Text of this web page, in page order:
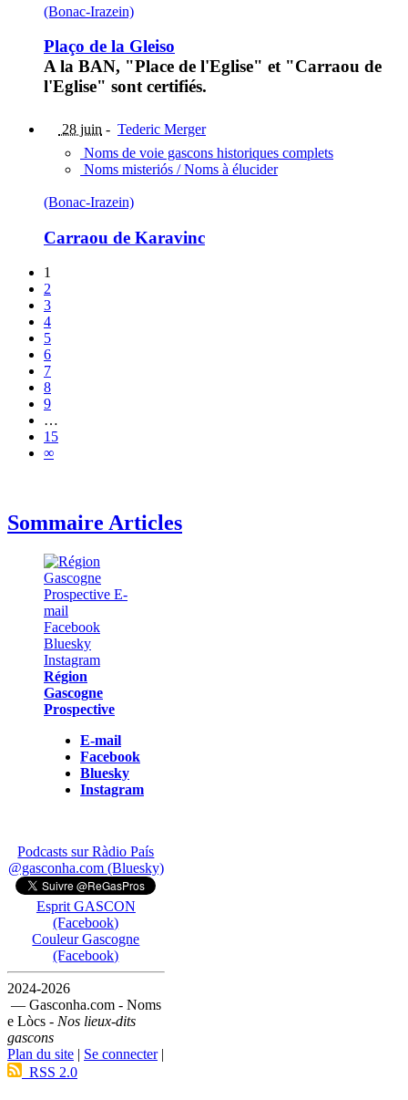
(Bonac-Irazein)
Plaço de la Gleiso
A la BAN, "Place de l'Eglise" et "Carraou de
l'Eglise" sont certifiés.
28 juin - Tederic Merger
Noms de voie gascons historiques complets
Noms misteriós / Noms à élucider
(Bonac-Irazein)
Carraou de Karavinc
1
2
3
4
5
6
7
8
9
…
15
∞
Sommaire Articles
Région
Gascogne
Prospective
E-mail
Facebook
Bluesky
Instagram
Podcasts sur Ràdio País
@gasconha.com (Bluesky)
Esprit GASCON
(Facebook)
Couleur Gascogne
(Facebook)
2024-2026
— Gasconha.com - Noms
e Lòcs - Nos lieux-dits
gascons
Plan du site | Se connecter|
RSS 2.0